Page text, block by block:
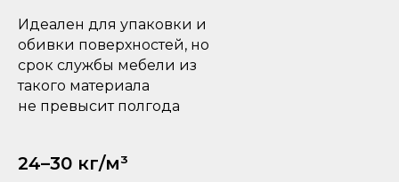
Идеален для упаковки и
обивки поверхностей, но
срок службы мебели из
такого материала
не превысит полгода
24–30 кг/м³